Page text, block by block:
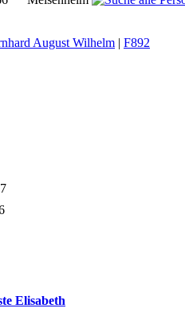
August Wilhelm | F892
Elisabeth